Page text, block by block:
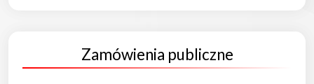
Zamówienia publiczne